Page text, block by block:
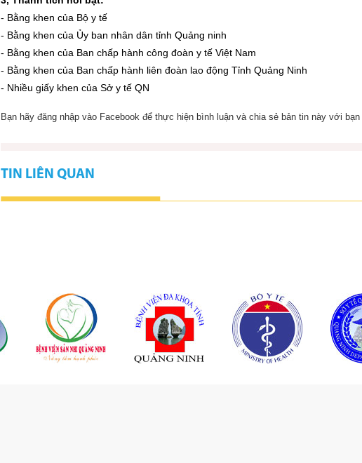
- Bằng khen của Bộ y tế
- Bằng khen của Ủy ban nhân dân tỉnh Quảng ninh
- Bằng khen của Ban chấp hành công đoàn y tế Việt Nam
- Bằng khen của Ban chấp hành liên đoàn lao động Tỉnh Quảng Ninh
- Nhiều giấy khen của Sở y tế QN
Bạn hãy đăng nhập vào Facebook để thực hiện bình luận và chia sẻ bản tin này với bạn
TIN LIÊN QUAN